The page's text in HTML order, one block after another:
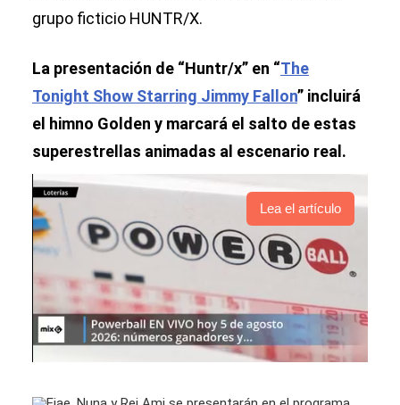
grupo ficticio HUNTR/X.
La presentación de “Huntr/x” en “The
Tonight Show Starring Jimmy Fallon” incluirá
el himno Golden y marcará el salto de estas
superestrellas animadas al escenario real.
Lea el artículo